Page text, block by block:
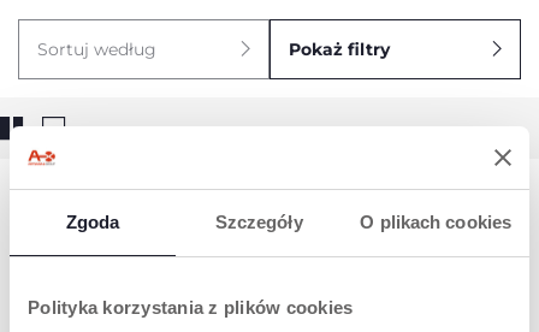
Zgoda Szczegóły O plikach cookies
Polityka korzystania z plików cookies
życia.
Sortuj według Pokaż filtry